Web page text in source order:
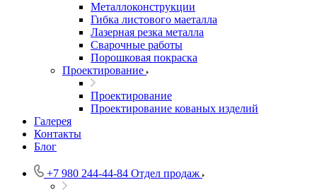
Металлоконструкции
Гибка листового маеталла
Лазерная резка металла
Сварочные работы
Порошковая покраска
Проектирование
Проектирование
Проектирование кованых изделий
Галерея
Контакты
Блог
+7 980 244-44-84 Отдел продаж